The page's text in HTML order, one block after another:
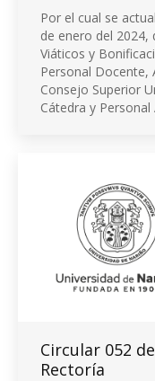
Por el cual se
de enero del 2024,
Viáticos y
Personal Docente,
Consejo Superior
Cátedra y
Circular 052
Rectoría